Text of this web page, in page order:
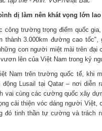
dị làm nên khát vọng lớn lao
trường trọng điểm quốc
thành 3.000km đường cao tốc",
con người miệt mài trên đại
lên của Việt Nam trong kỷ
Nam trên trường quốc tế, khi
Lusail tại Qatar – nơi diễn
vai cùng các cường quốc xây
cải thiện vóc dáng người Việt,
tinh thần tự cường và trách